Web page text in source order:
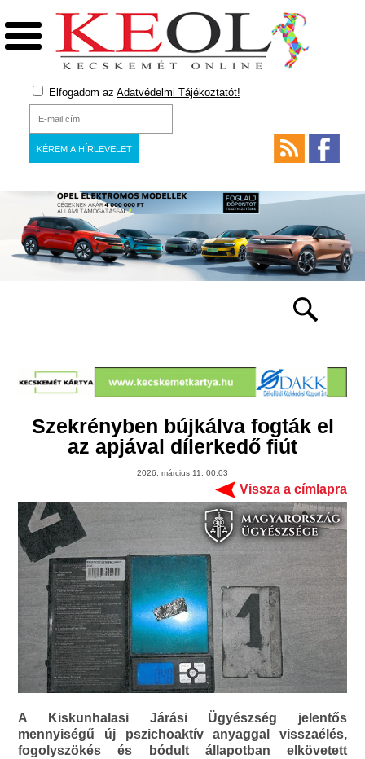
Elfogadom az Adatvédelmi Tájékoztatót!
Szekrényben bújkálva fogták el
az apjával dílerkedő fiút
2026. március 11. 00:03
Vissza a címlapra
A Kiskunhalasi Járási Ügyészség jelentős
mennyiségű új pszichoaktív anyaggal visszaélés,
fogolyszökés és bódult állapotban elkövetett